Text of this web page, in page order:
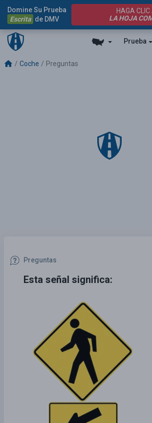
Prueba
Domine Su Prueba
Escrita de DMV
HAGA CLIC
LA HOJA
Coche Preguntas
Preguntas
Esta señal significa: